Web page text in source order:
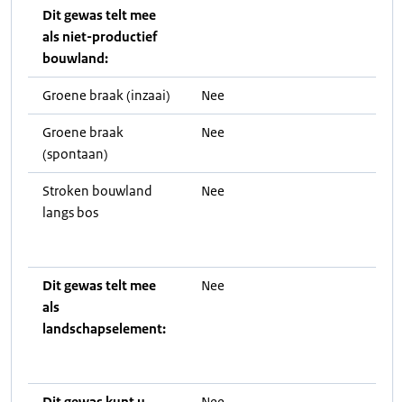
Dit gewas telt mee
als niet-productief
bouwland:
Groene braak (inzaai) Nee
Groene braak
(spontaan)
Nee
Stroken bouwland
langs bos
Nee
Dit gewas telt mee
als
landschapselement:
Nee